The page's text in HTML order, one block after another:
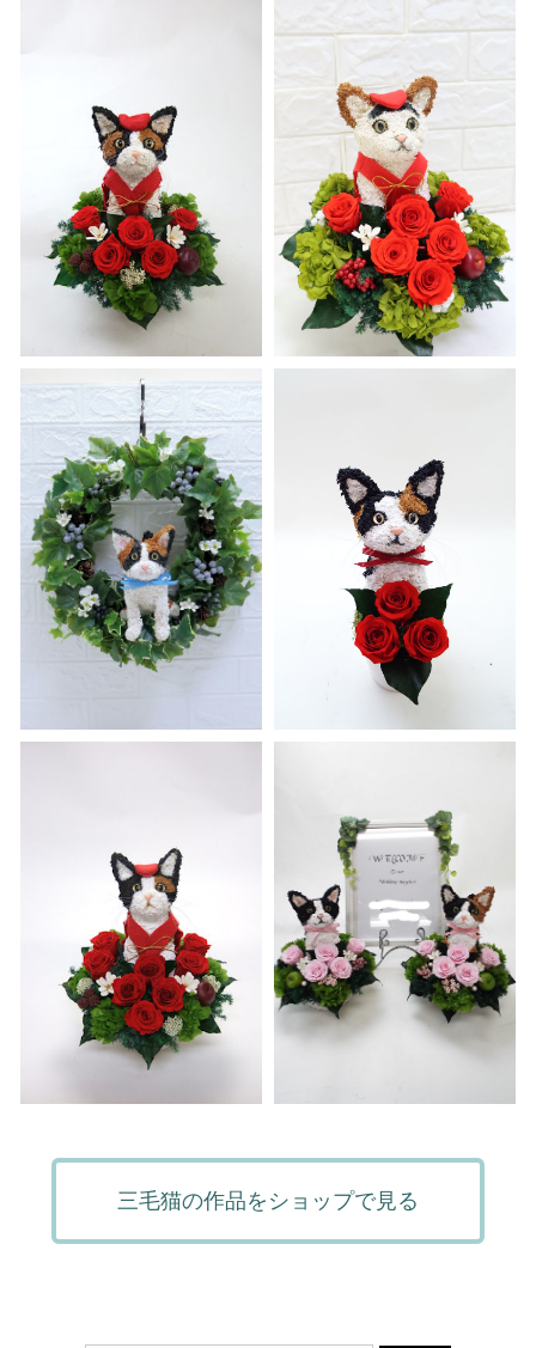
三毛猫の作品をショップで見る